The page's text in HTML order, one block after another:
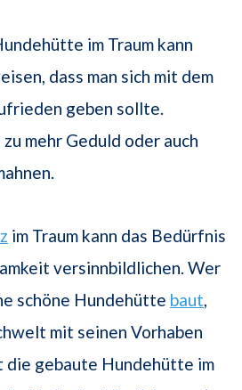
im Traum kann
dass man sich mit dem
geben sollte.
mehr Geduld oder auch
im Traum kann das Bedürfnis
versinnbildlichen. Wer
schöne Hundehütte baut
mit seinen Vorhaben
die gebaute Hundehütte im